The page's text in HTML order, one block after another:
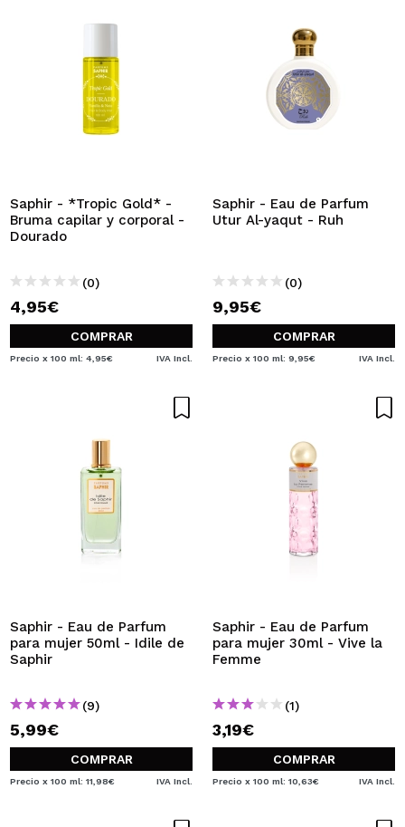
Saphir - *Tropic Gold* -
Bruma capilar y corporal -
Dourado
(0)
4,95€
COMPRAR
Precio x 100 ml: 4,95€ IVA Incl.
Saphir - Eau de Parfum
Utur Al-yaqut - Ruh
(0)
9,95€
COMPRAR
Precio x 100 ml: 9,95€ IVA Incl.
Saphir - Eau de Parfum
para mujer 50ml - Idile de
Saphir
(9)
5,99€
COMPRAR
Precio x 100 ml: 11,98€ IVA Incl.
Saphir - Eau de Parfum
para mujer 30ml - Vive la
Femme
(1)
3,19€
COMPRAR
Precio x 100 ml: 10,63€ IVA Incl.